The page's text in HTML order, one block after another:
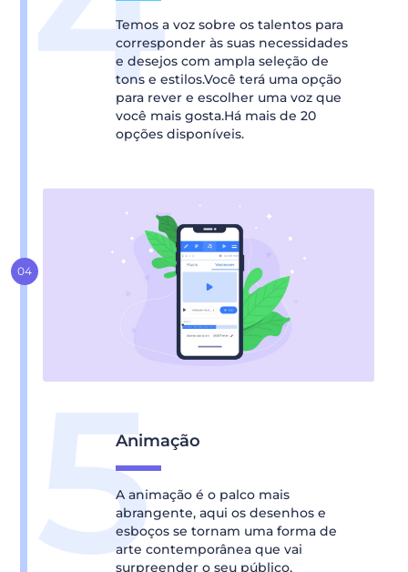
Temos a voz sobre os talentos para
corresponder às suas necessidades
e desejos com ampla seleção de
tons e estilos.Você terá uma opção
para rever e escolher uma voz que
você mais gosta.Há mais de 20
opções disponíveis.
Animação
A animação é o palco mais
abrangente, aqui os desenhos e
esboços se tornam uma forma de
arte contemporânea que vai
surpreender o seu público,